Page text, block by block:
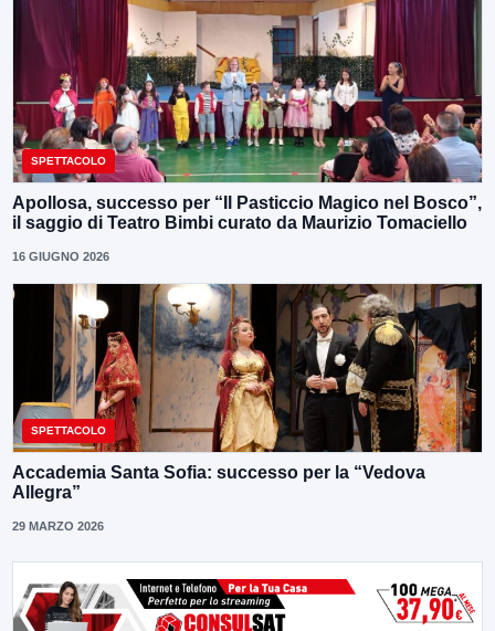
SPETTACOLO
Apollosa, successo per “Il Pasticcio Magico nel Bosco”,
il saggio di Teatro Bimbi curato da Maurizio Tomaciello
16 GIUGNO 2026
SPETTACOLO
Accademia Santa Sofia: successo per la “Vedova
Allegra”
29 MARZO 2026